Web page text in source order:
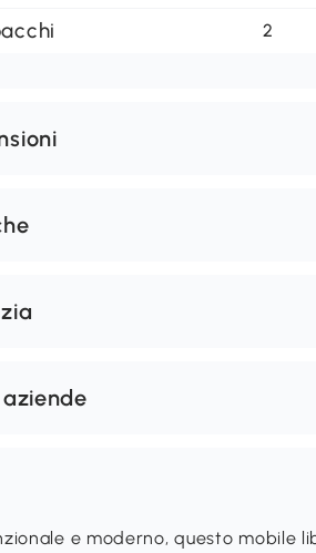
2
e moderno, questo mobile